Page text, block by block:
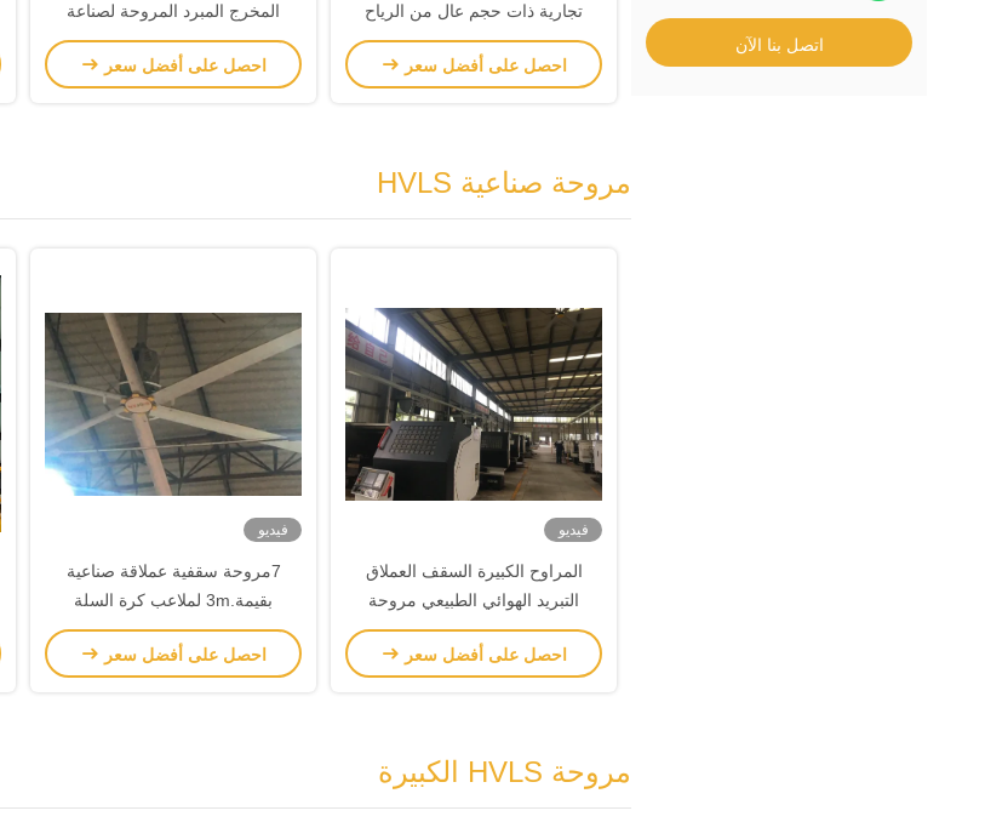
اتصل بنا الآن
تجارية ذات حجم عال من الرياح
احصل على أفضل سعر
المخرج المبرد المروحة لصناعة
الأغذية
احصل على أفضل سعر
مروحة صناعية HVLS
فيديو
المراوح الكبيرة السقف العملاق
التبريد الهوائي الطبيعي مروحة
HVLS 380ac 1.5kw المحرك
احصل على أفضل سعر
فيديو
7مروحة سقفية عملاقة صناعية
بقيمة.3m لملاعب كرة السلة
الداخلية
احصل على أفضل سعر
مروحة HVLS الكبيرة